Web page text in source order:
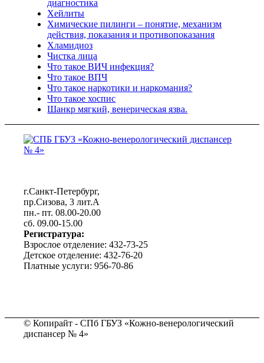
диагностика
Хейлиты
Химические пилинги – понятие, механизм
действия, показания и противопоказания
Хламидиоз
Чистка лица
Что такое ВИЧ инфекция?
Что такое ВПЧ
Что такое наркотики и наркомания?
Что такое хоспис
Шанкр мягкий, венерическая язва.
г.Санкт-Петербург,
пр.Сизова, 3 лит.А
пн.- пт. 08.00-20.00
сб. 09.00-15.00
Регистратура:
Взрослое отделение: 432-73-25
Детское отделение: 432-76-20
Платные услуги: 956-70-86
© Копирайт - СПб ГБУЗ «Кожно-венерологический
диспансер № 4»